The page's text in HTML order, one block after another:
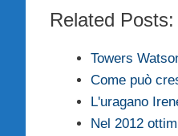
Related Posts:
Towers
Come può
L'uragano
Nel 2012